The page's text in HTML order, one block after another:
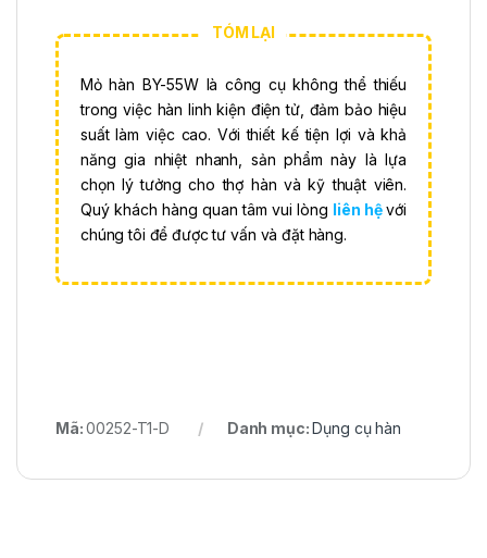
Mỏ hàn BY-55W là công cụ không thể thiếu
trong việc hàn linh kiện điện tử, đảm bảo hiệu
suất làm việc cao. Với thiết kế tiện lợi và khả
năng gia nhiệt nhanh, sản phẩm này là lựa
chọn lý tưởng cho thợ hàn và kỹ thuật viên.
Quý khách hàng quan tâm vui lòng liên hệvới
chúng tôi để được tư vấn và đặt hàng.
Mã:00252-T1-D Danh mục:Dụng cụ hàn